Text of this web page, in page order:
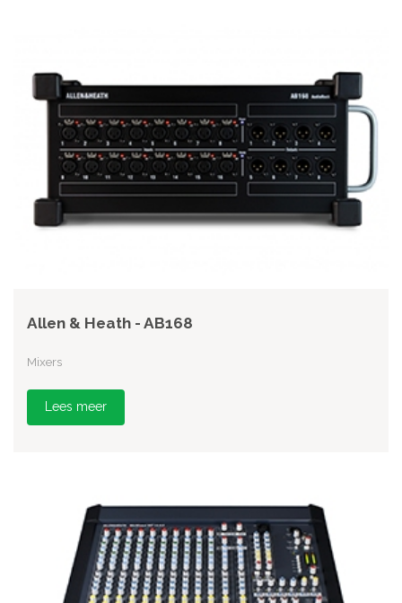
Allen & Heath - AB168
Mixers
Lees meer